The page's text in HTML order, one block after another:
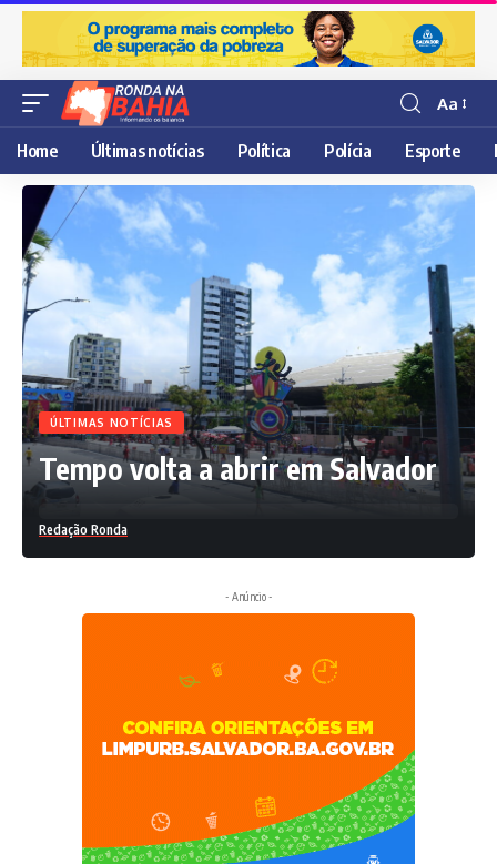
Resisor
de
fonte
Aa
Home Últimas notícias Política Polícia Esporte
ÚLTIMAS NOTÍCIAS
Tempo volta a abrir em Salvador
Redação Ronda
- Anúncio -